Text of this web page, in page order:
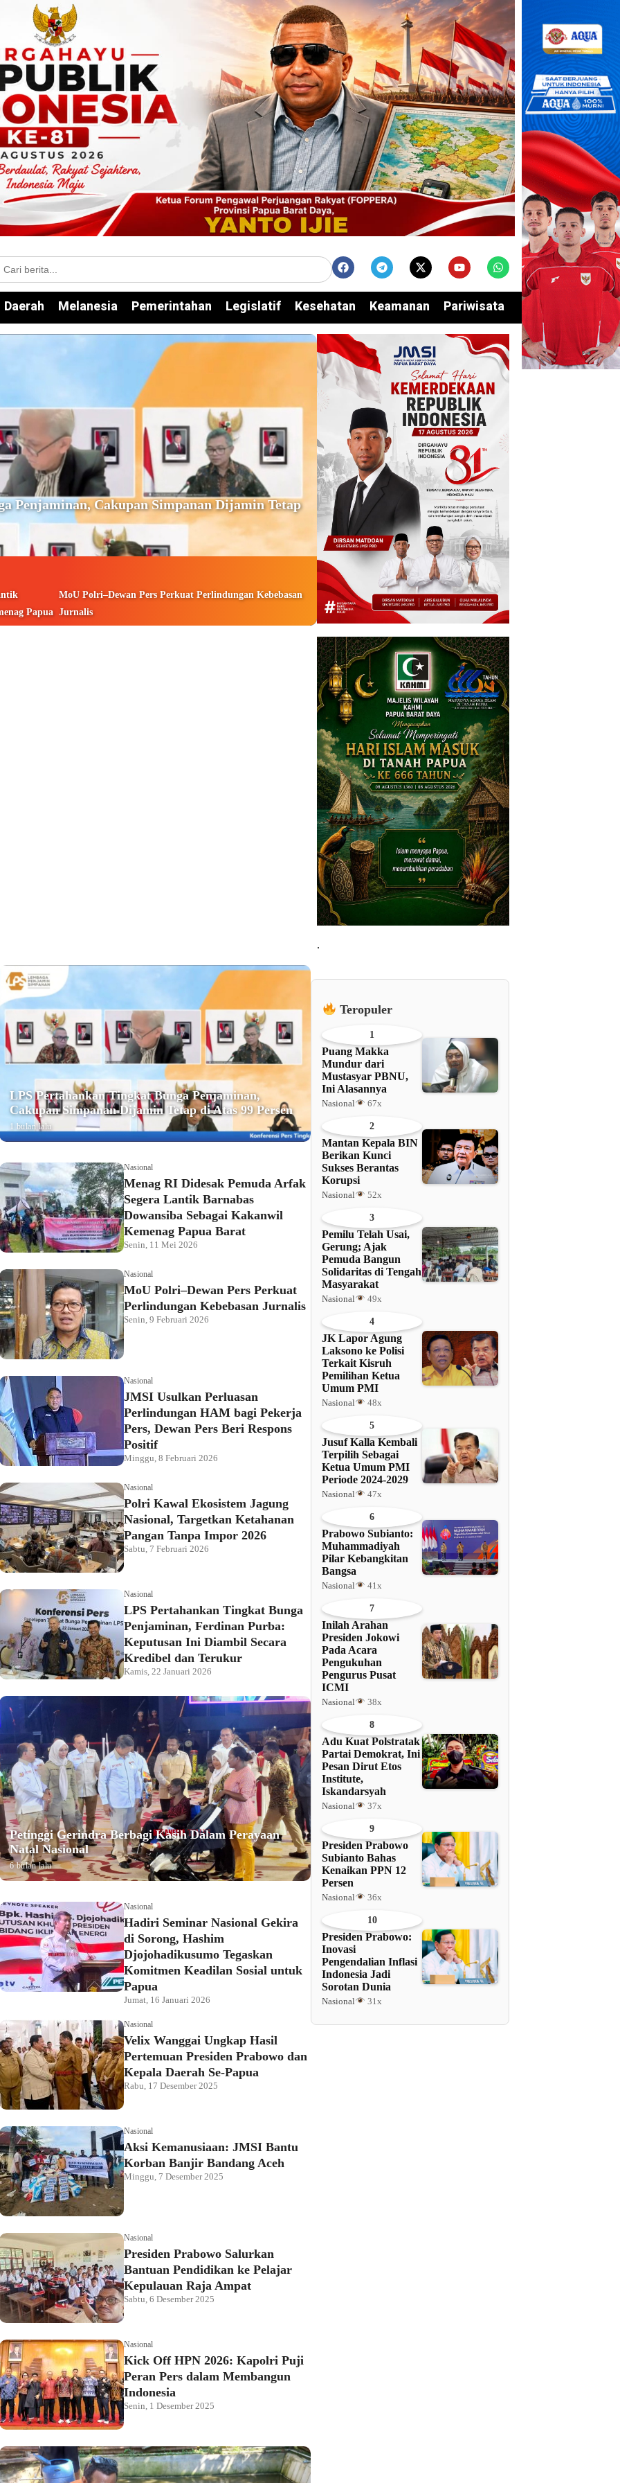
Daerah Melanesia Pemerintahan Legislatif Kesehatan Keamanan Pariwisata Edukasi
Penjaminan, Cakupan Simpanan Dijamin Tetap
Papua
MoU Polri–Dewan Pers Perkuat Perlindungan Kebebasan
Jurnalis
.
LPS Pertahankan Tingkat Bunga Penjaminan,
Cakupan Simpanan Dijamin Tetap di Atas 99 Persen
1 bulan lalu
Nasional
Menag RI Didesak Pemuda Arfak
Segera Lantik Barnabas
Dowansiba Sebagai Kakanwil
Kemenag Papua Barat
Senin, 11 Mei 2026
Nasional
MoU Polri–Dewan Pers Perkuat
Perlindungan Kebebasan Jurnalis
Senin, 9 Februari 2026
Nasional
JMSI Usulkan Perluasan
Perlindungan HAM bagi Pekerja
Pers, Dewan Pers Beri Respons
Positif
Minggu, 8 Februari 2026
Nasional
Polri Kawal Ekosistem Jagung
Nasional, Targetkan Ketahanan
Pangan Tanpa Impor 2026
Sabtu, 7 Februari 2026
Nasional
LPS Pertahankan Tingkat Bunga
Penjaminan, Ferdinan Purba:
Keputusan Ini Diambil Secara
Kredibel dan Terukur
Kamis, 22 Januari 2026
Petinggi Gerindra Berbagi Kasih Dalam Perayaan
Natal Nasional
6 bulan lalu
Nasional
Hadiri Seminar Nasional Gekira
di Sorong, Hashim
Djojohadikusumo Tegaskan
Komitmen Keadilan Sosial untuk
Papua
Jumat, 16 Januari 2026
Nasional
Velix Wanggai Ungkap Hasil
Pertemuan Presiden Prabowo dan
Kepala Daerah Se-Papua
Rabu, 17 Desember 2025
Nasional
Aksi Kemanusiaan: JMSI Bantu
Korban Banjir Bandang Aceh
Minggu, 7 Desember 2025
Nasional
Presiden Prabowo Salurkan
Bantuan Pendidikan ke Pelajar
Kepulauan Raja Ampat
Sabtu, 6 Desember 2025
Nasional
Kick Off HPN 2026: Kapolri Puji
Peran Pers dalam Membangun
Indonesia
Senin, 1 Desember 2025
Teropuler
1
Puang Makka
Mundur dari
Mustasyar PBNU,
Ini Alasannya
Nasional 67x
2
Mantan Kepala BIN
Berikan Kunci
Sukses Berantas
Korupsi
Nasional 52x
3
Pemilu Telah Usai,
Gerung; Ajak
Pemuda Bangun
Solidaritas di Tengah
Masyarakat
Nasional 49x
4
JK Lapor Agung
Laksono ke Polisi
Terkait Kisruh
Pemilihan Ketua
Umum PMI
Nasional 48x
5
Jusuf Kalla Kembali
Terpilih Sebagai
Ketua Umum PMI
Periode 2024-2029
Nasional 47x
6
Prabowo Subianto:
Muhammadiyah
Pilar Kebangkitan
Bangsa
Nasional 41x
7
Inilah Arahan
Presiden Jokowi
Pada Acara
Pengukuhan
Pengurus Pusat
ICMI
Nasional 38x
8
Adu Kuat Polstratak
Partai Demokrat, Ini
Pesan Dirut Etos
Institute,
Iskandarsyah
Nasional 37x
9
Presiden Prabowo
Subianto Bahas
Kenaikan PPN 12
Persen
Nasional 36x
10
Presiden Prabowo:
Inovasi
Pengendalian Inflasi
Indonesia Jadi
Sorotan Dunia
Nasional 31x